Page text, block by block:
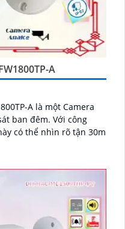
A
A là một Camera
Với công
có thể nhìn rõ tận 30m